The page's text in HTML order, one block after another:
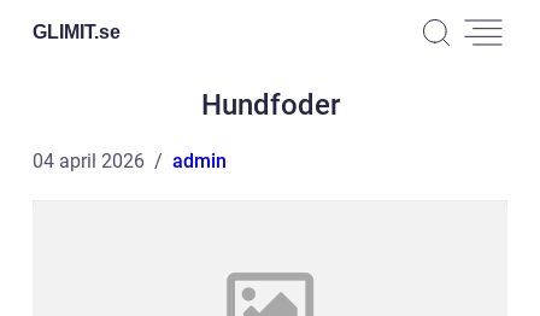
GLIMIT.se
Hundfoder
04 april 2026 admin